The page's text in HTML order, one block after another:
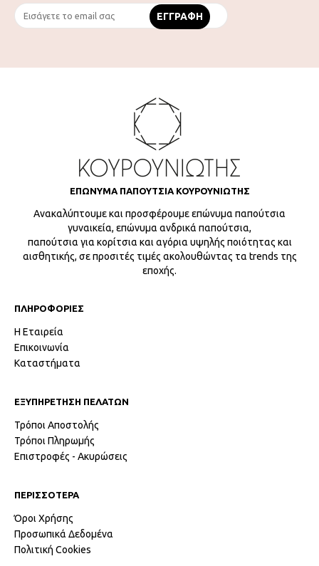
ΕΠΩΝΥΜΑ ΠΑΠΟΥΤΣΙΑ ΚΟΥΡΟΥΝΙΩΤΗΣ
Ανακαλύπτουμε και προσφέρουμε επώνυμα παπούτσια
γυναικεία, επώνυμα ανδρικά παπούτσια,
παπούτσια για κορίτσια και αγόρια υψηλής ποιότητας και
αισθητικής, σε προσιτές τιμές ακολουθώντας τα trends της
εποχής.
ΠΛΗΡΟΦΟΡΙΕΣ
Η Εταιρεία
Επικοινωνία
Καταστήματα
ΕΞΥΠΗΡΕΤΗΣΗ ΠΕΛΑΤΩΝ
Τρόποι Αποστολής
Τρόποι Πληρωμής
Επιστροφές - Ακυρώσεις
ΠΕΡΙΣΣΟΤΕΡΑ
Όροι Χρήσης
Προσωπικά Δεδομένα
Πολιτική Cookies